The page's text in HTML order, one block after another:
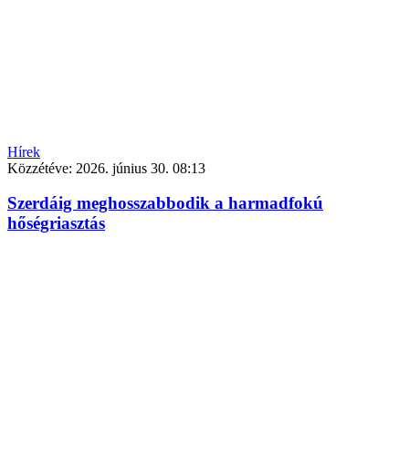
Hírek
Közzétéve: 2026. június 30. 08:13
Szerdáig meghosszabbodik a harmadfokú
hőségriasztás